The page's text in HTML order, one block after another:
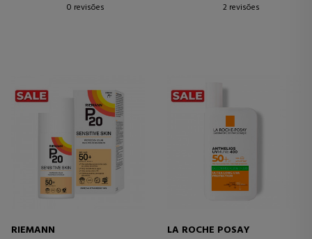
0 revisões
2 revisões
RIEMANN
LA ROCHE POSAY